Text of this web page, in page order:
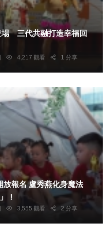
場 三代共融打造幸福回
4,217 觀看 1 分享
燕化身魔法
！
3,555 觀看 2 分享